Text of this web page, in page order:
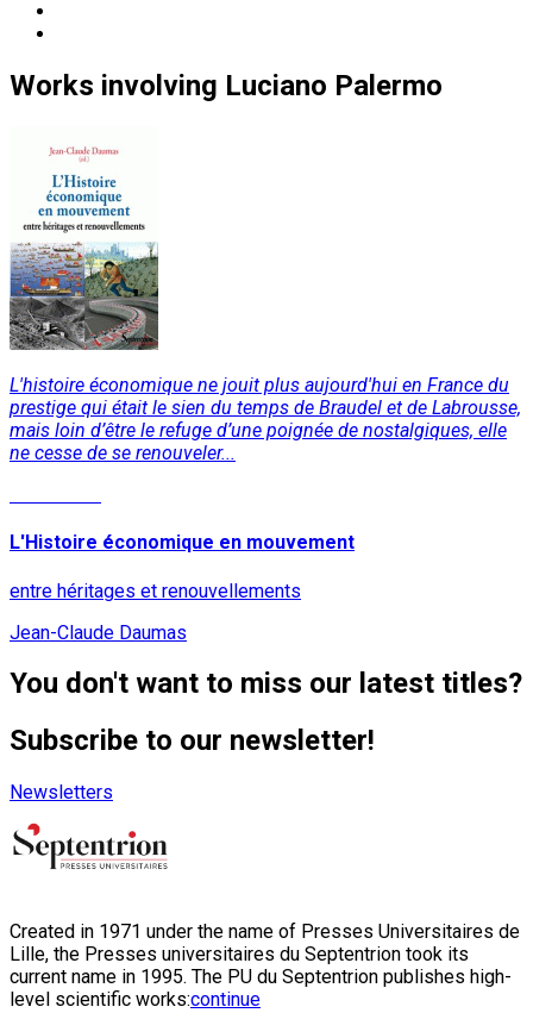
Works involving Luciano Palermo
L'histoire économique ne jouit plus aujourd'hui en France du
prestige qui était le sien du temps de Braudel et de Labrousse,
mais loin d’être le refuge d’une poignée de nostalgiques, elle
ne cesse de se renouveler...
L'Histoire économique en mouvement
entre héritages et renouvellements
Jean-Claude Daumas
You don't want to miss our latest titles?
Subscribe to our newsletter!
Newsletters
Created in 1971 under the name of Presses Universitaires de
Lille, the Presses universitaires du Septentrion took its
current name in 1995. The PU du Septentrion publishes high-
level scientific works:continue